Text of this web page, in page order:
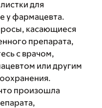
для
у фармацевта.
касающиеся
препарата,
с врачом,
или другим
произошла